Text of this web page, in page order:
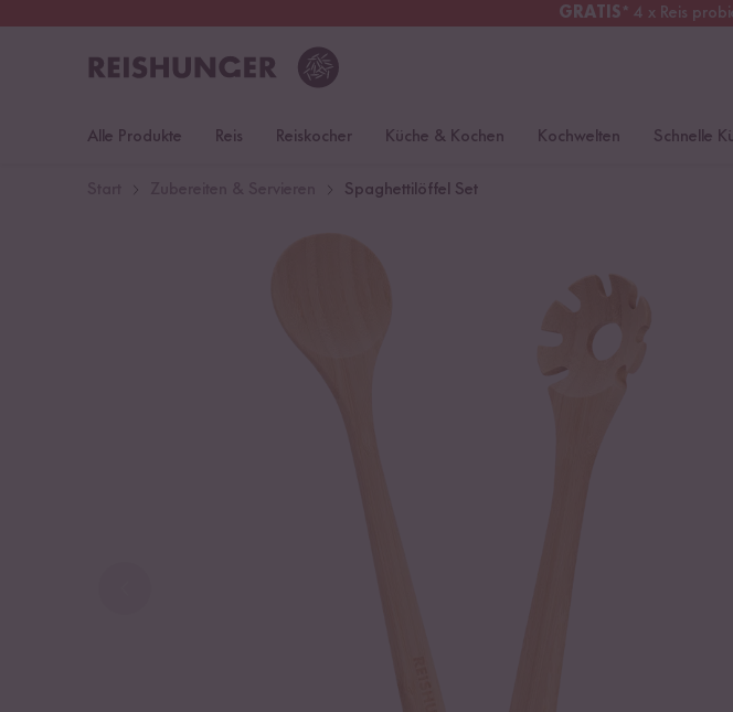
GRATIS* 4 x Reis
Alle Produkte Reis Reiskocher Küche & Kochen Kochwelten Schnelle
Spaghettilöffel Set